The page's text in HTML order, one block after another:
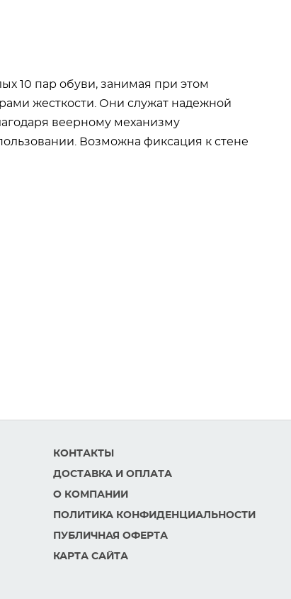
10 пар обуви, занимая при этом
жесткости. Они служат надежной
веерному механизму
Возможна фиксация к стене
КОНТАКТЫ
ДОСТАВКА И ОПЛАТА
О КОМПАНИИ
ПОЛИТИКА КОНФИДЕНЦИАЛЬНОСТИ
ПУБЛИЧНАЯ ОФЕРТА
КАРТА САЙТА